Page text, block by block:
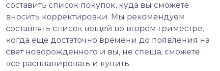
составить список покупок, куда вы сможете
вносить корректировки. Мы рекомендуем
составлять список вещей во втором триместре,
когда еще достаточно времени до появления на
свет новорожденного и вы, не спеша, сможете
все распланировать и купить.